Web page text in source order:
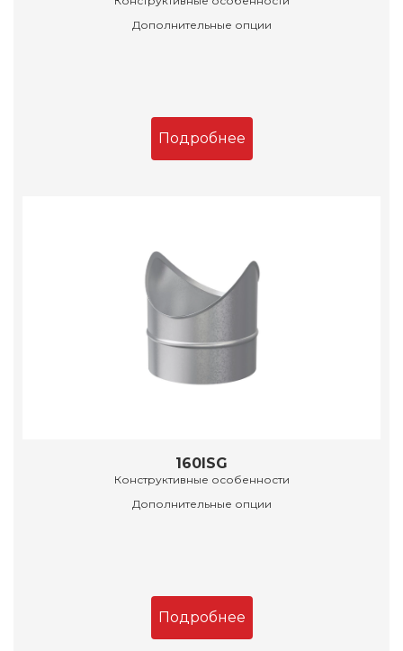
Дополнительные опции
Подробнее
160ISG
Конструктивные особенности
Дополнительные опции
Подробнее